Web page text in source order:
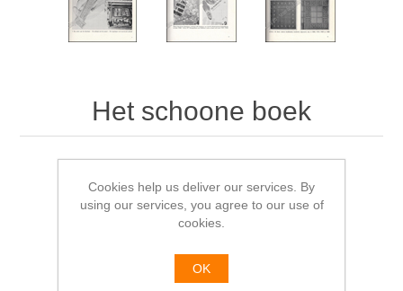
Het schoone boek
€20.00
Cookies help us deliver our services. By
using our services, you agree to our use of
cookies.
OK